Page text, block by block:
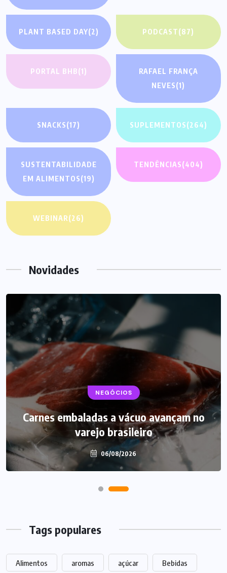
PLANT BASED DAY(2) PODCAST(87)
PORTAL BHB(1)
RAFAEL FRANÇA
NEVES(1)
SNACKS(17) SUPLEMENTOS(264)
SUSTENTABILIDADE
EM ALIMENTOS(19)
TENDÊNCIAS(404)
WEBINAR(26)
Novidades
NEGÓCIOS
Carnes embaladas a vácuo avançam no
varejo brasileiro
06/08/2026
Tags populares
Alimentos aromas açúcar Bebidas